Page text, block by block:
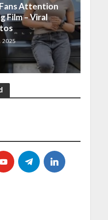
Attention
Film – Viral
2025